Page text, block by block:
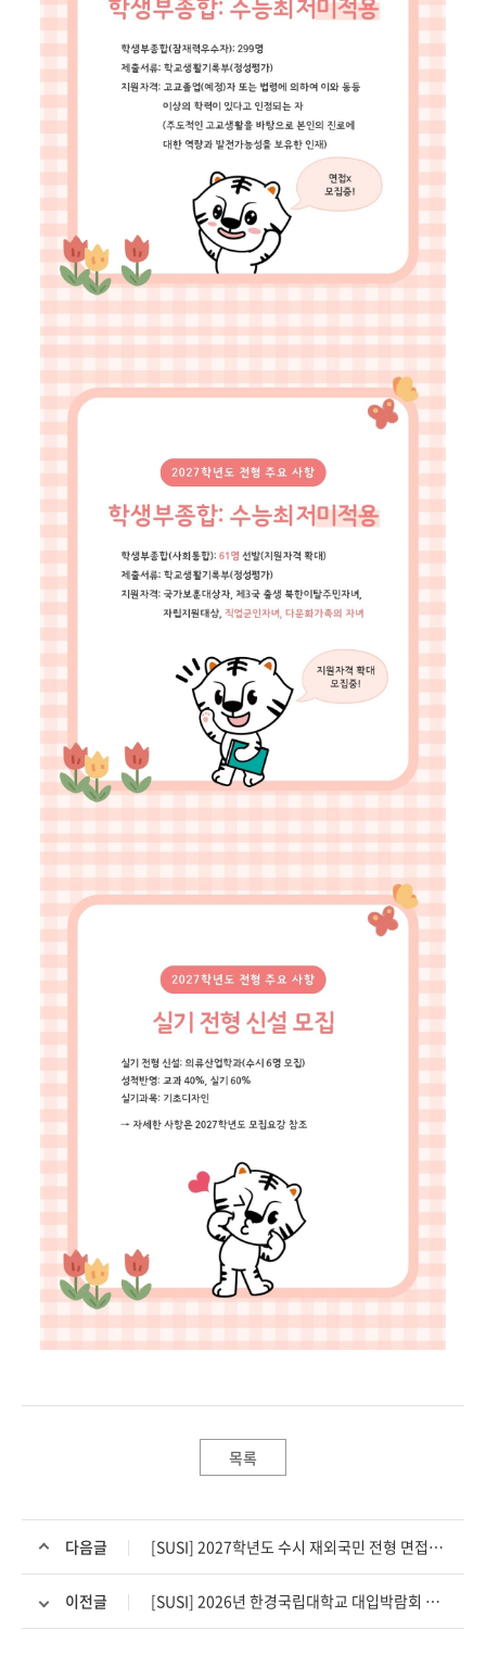
목록
다음글 [SUSI] 2027학년도 수시 재외국민 전형 면접고사 일정 등 안내
이전글 [SUSI] 2026년 한경국립대학교 대입박람회 상담부스 참여 현황